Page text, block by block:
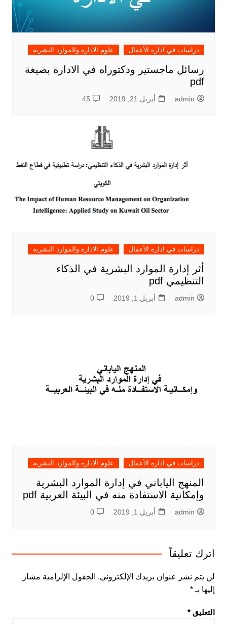
دراسات في ادارة الأعمال علوم الادارة والموارد البشرية
رسائل ماجستير ودكتوراه في الادارة بصيغة
pdf
admin أبريل 21, 2019 45
دراسات في ادارة الأعمال علوم الادارة والموارد البشرية
أثر إدارة الموارد البشرية في الذكاء
التنظيمي pdf
admin أبريل 1, 2019 0
دراسات في ادارة الأعمال علوم الادارة والموارد البشرية
المنهج الياباني في إدارة الموارد البشرية
وإمكانية الاستفادة منه في البيئة العربية pdf
admin أبريل 1, 2019 0
اترك تعليقاً
لن يتم نشر عنوان بريدك الإلكتروني. الحقول الإلزامية مشار
إليها بـ *
التعليق *